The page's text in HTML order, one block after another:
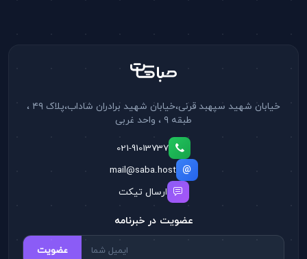
خیابان شهید سپهبد قرنی،خیابان شهید برادران شاداب،پلاک ۴۹ ،
طبقه ۹ ، واحد غربی
021-91013737
mail@saba.host
ارسال تیکت
عضویت در خبرنامه
عضویت